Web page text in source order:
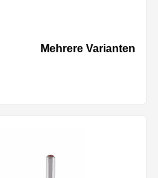
Mehrere Varianten